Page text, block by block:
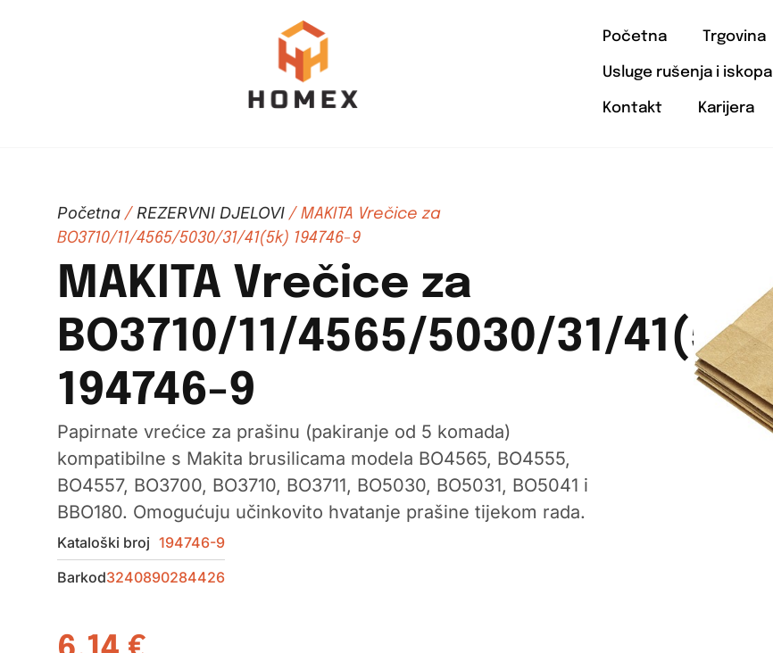
Početna Trgovina
Usluge rušenja i iskopa
Kontakt Karijera
Početna/ REZERVNI DJELOVI/ MAKITA Vrečice za
BO3710/11/4565/5030/31/41(5k) 194746-9
MAKITA Vrečice za
BO3710/11/4565/5030/31/41(5k)
194746-9
Papirnate vrećice za prašinu (pakiranje od 5 komada)
kompatibilne s Makita brusilicama modela BO4565, BO4555,
BO4557, BO3700, BO3710, BO3711, BO5030, BO5031, BO5041 i
BBO180. Omogućuju učinkovito hvatanje prašine tijekom rada.
Kataloški broj 194746-9
Barkod3240890284426